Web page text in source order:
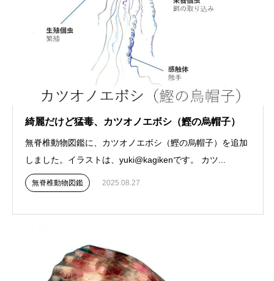
綺麗だけど猛毒、カツオノエボシ（鰹の烏帽子）
無脊椎動物図鑑に、カツオノエボシ（鰹の烏帽子）を追加
しました。イラストは、yuki@kagikenです。 カツ...
無脊椎動物図鑑 2025.08.27